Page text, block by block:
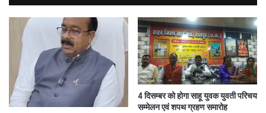
4 दिसम्बर को होगा साहू युवक युवती परिचय
सम्मेलन एवं शपथ ग्रहण समारोह